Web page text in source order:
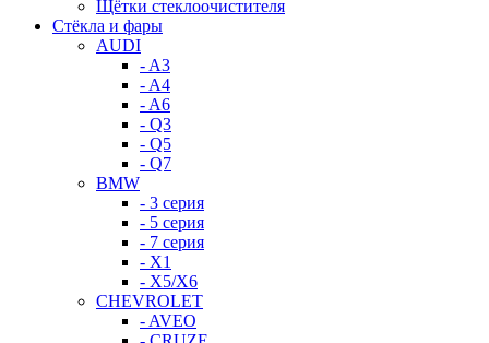
Щётки стеклоочистителя
Стёкла и фары
AUDI
- A3
- A4
- A6
- Q3
- Q5
- Q7
BMW
- 3 серия
- 5 серия
- 7 серия
- X1
- X5/X6
CHEVROLET
- AVEO